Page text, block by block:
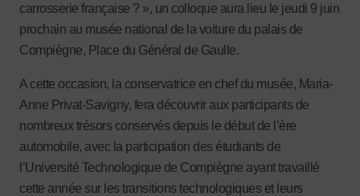
carrosserie française ? », un colloque aura lieu le jeudi 9 juin
prochain au musée national de la voiture du palais de
Compiègne, Place du Général de Gaulle.
A cette occasion, la conservatrice en chef du musée, Maria-
Anne Privat-Savigny, fera découvrir aux participants de
nombreux trésors conservés depuis le début de l’ère
automobile, avec la participation des étudiants de
l’Université Technologique de Compiègne ayant travaillé
cette année sur les transitions technologiques et leurs